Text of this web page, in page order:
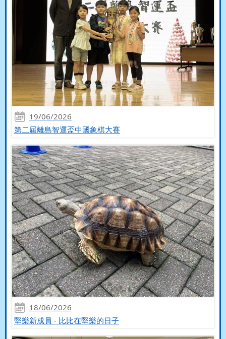
19/06/2026
第二屆離島智運盃中國象棋大賽
18/06/2026
堅樂新成員 - 比比在堅樂的日子